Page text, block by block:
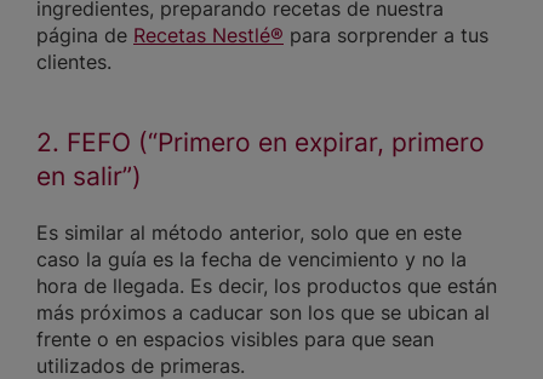
ingredientes, preparando recetas de nuestra
página de Recetas Nestlé® para sorprender a tus
clientes.
2. FEFO (“Primero en expirar, primero
en salir”)
Es similar al método anterior, solo que en este
caso la guía es la fecha de vencimiento y no la
hora de llegada. Es decir, los productos que están
más próximos a caducar son los que se ubican al
frente o en espacios visibles para que sean
utilizados de primeras.